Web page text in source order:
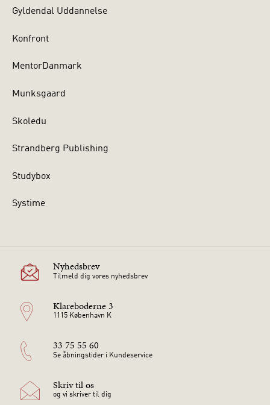
Gyldendal Uddannelse
Konfront
MentorDanmark
Munksgaard
Skoledu
Strandberg Publishing
Studybox
Systime
Nyhedsbrev
Tilmeld dig vores nyhedsbrev
Klareboderne 3
1115 København K
33 75 55 60
Se åbningstider i Kundeservice
Skriv til os
og vi skriver til dig